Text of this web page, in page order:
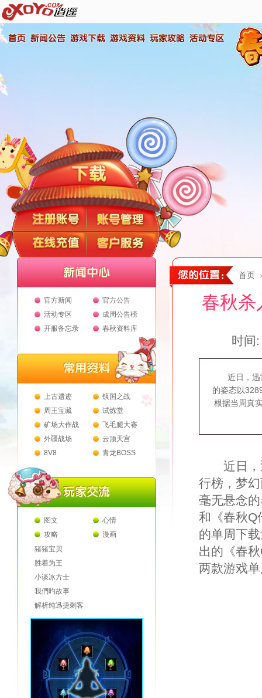
官方新闻
官方公告
活动专区
成周公告榜
开服备忘录
春秋资料库
上古遗迹
镇国之战
周王宝藏
试炼堂
矿场大作战
飞毛腿大赛
外疆战场
云顶天宫
8V8
青龙BOSS
图文
心情
攻略
漫画
猪猪宝贝
胜着为王
小谈冰方士
我們旳故事
解析纯迅捷刺客
首页
春秋杀
时间
近日，迅雷
的姿态以
根据当周真
近日，迅
行榜，梦
毫无悬念
和《春秋Q
的单周下
出的《春
两款游戏